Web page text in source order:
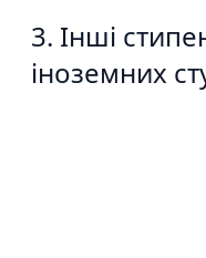
3. Інші
іноземних